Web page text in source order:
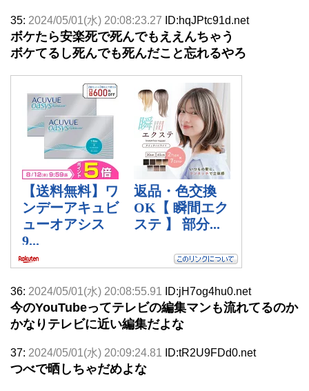
35: 2024/05/01(水) 20:08:23.27 ID:hqJPtc91d.net
ボケたら安楽死で死んでもええんちゃう
ボケてるし死んでも死んだこと忘れるやろ
36: 2024/05/01(水) 20:08:55.91 ID:jH7og4hu0.net
今のYouTubeってテレビの編集マンも流れてるのか
かなりテレビに近い編集だよな
37: 2024/05/01(水) 20:09:24.81 ID:tR2U9FDd0.net
つべで晒しちゃだめよな